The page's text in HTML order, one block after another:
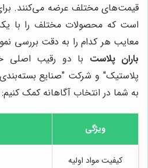
قیمت‌های مختلف عرضه می‌کنند. برای
است که محصولات مختلف را با
معایب هر کدام را به دقت بررسی
باران پلاست با دو رقیب اصلی
پلاستیک" و شرکت "صنایع بسته‌بندی
به شما در انتخاب آگاهانه کمک کنیم:
ویژگی
کیفیت مواد اولیه